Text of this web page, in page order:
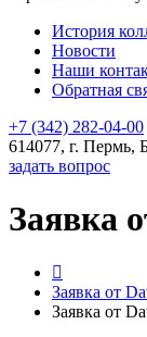
История
Новости
Наши
Обратная
+7 (342) 282-04-00
614077, г. Пермь,
задать вопрос
Заявка
Заявка от
Заявка от